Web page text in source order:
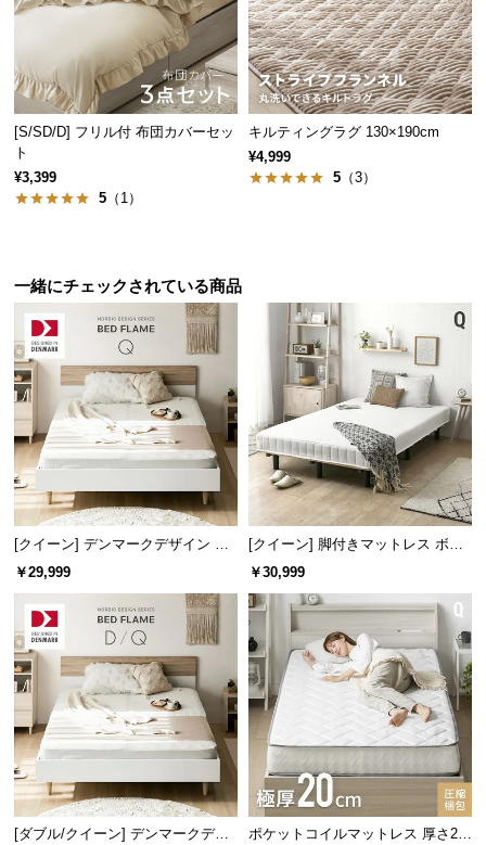
知
せ
ブ
業
情
報
o.,
[S/SD/D] フリル付 布団カバーセッ
ト
¥3,399
5 （1）
キルティングラグ 130×190cm
¥4,999
5 （3）
一緒にチェックされている商品
[クイーン] デンマークデザイン ベ
ッドフレーム 木目調
￥29,999
[クイーン] 脚付きマットレス ボン
ネルコイル やさしい肌触り コンパ
￥30,999
[ダブル/クイーン] デンマークデザ
ポケットコイルマットレス 厚さ20